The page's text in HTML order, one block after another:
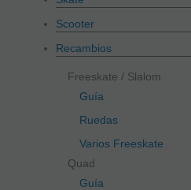
Scooter
Recambios
Freeskate / Slalom
Guía
Ruedas
Varios Freeskate
Quad
Guía